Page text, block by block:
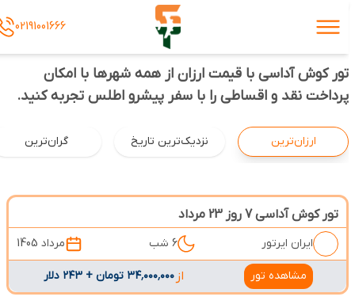
02191001666
تور کوش آداسی با قیمت ارزان از همه شهرها با امکان
پرداخت نقد و اقساطی را با سفر پیشرو اطلس تجربه کنید.
ارزان‌ترین نزدیک‌ترین تاریخ گران‌ترین
تور کوش آداسی 7 روز 23 مرداد
ایران ایرتور 6 شب مرداد 1405
مشاهده تور از۳۴٬۰۰۰٬۰۰۰ تومان + ۲۴۳ دلار